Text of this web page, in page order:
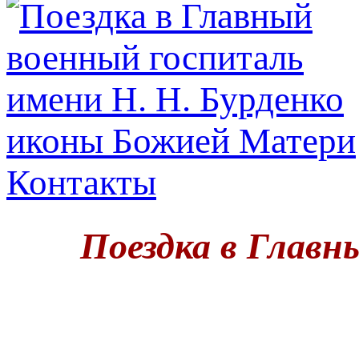
иконы Божией Матери
Контакты
Поездка в